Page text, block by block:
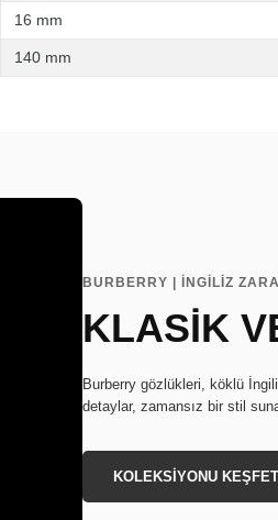
16 mm
140 mm
BURBERRY | İNGİLİZ
KLASİK
Burberry gözlükleri, köklü
detaylar, zamansız bir stil
KOLEKSİYONU KEŞFET